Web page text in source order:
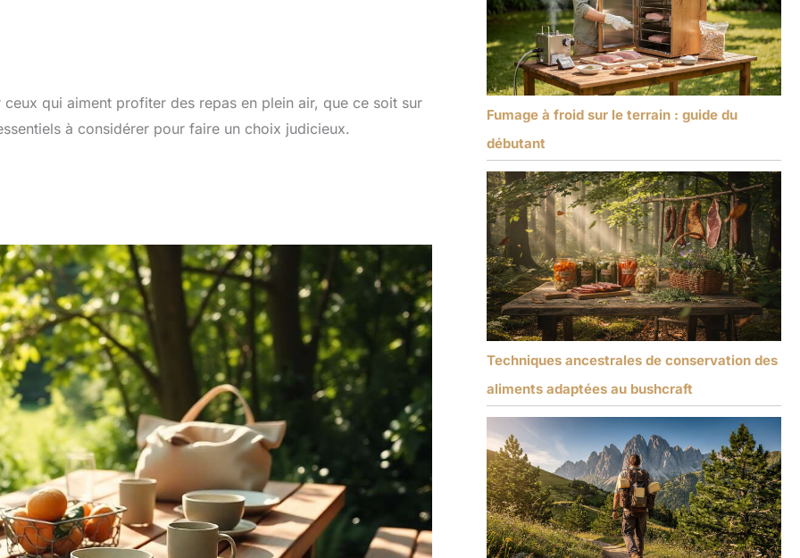
qui aiment profiter des repas en plein air, que ce soit sur
à considérer pour faire un choix judicieux.
Fumage à froid sur le terrain : guide du
débutant
Techniques ancestrales de conservation des
aliments adaptées au bushcraft